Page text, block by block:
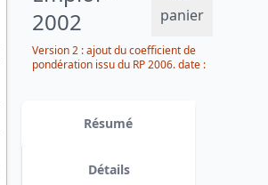
2002
panier
Version 2 : ajout du coefficient de
pondération issu du RP 2006. date :
Résumé
Détails